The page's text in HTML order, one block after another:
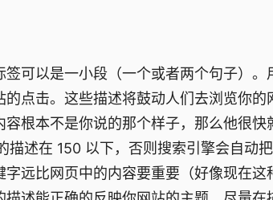
以是一小段（一个或者两个句子）。
点击。这些描述将鼓动人们去浏览你
根本不是你说的那个样子，那么他很
述在 150 以下，否则搜索引擎会自动
远比网页中的内容要重要（好像现在